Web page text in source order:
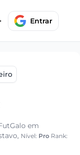
Entrar
em
Nível: Pro Rank: